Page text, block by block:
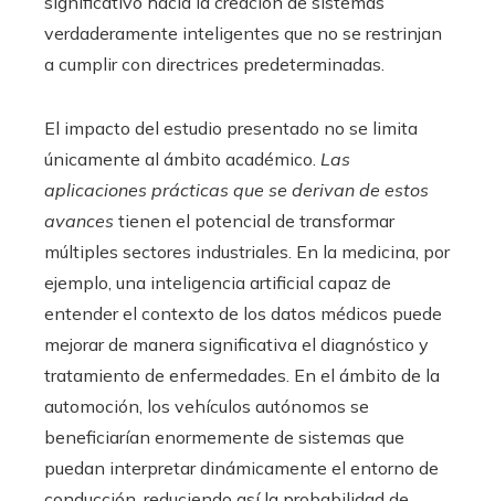
verdaderamente inteligentes que no se restrinjan
a cumplir con directrices predeterminadas.
El impacto del estudio presentado no se limita
únicamente al ámbito académico. Las
aplicaciones prácticas que se derivan de estos
avances tienen el potencial de transformar
múltiples sectores industriales. En la medicina, por
ejemplo, una inteligencia artificial capaz de
entender el contexto de los datos médicos puede
mejorar de manera significativa el diagnóstico y
tratamiento de enfermedades. En el ámbito de la
automoción, los vehículos autónomos se
beneficiarían enormemente de sistemas que
puedan interpretar dinámicamente el entorno de